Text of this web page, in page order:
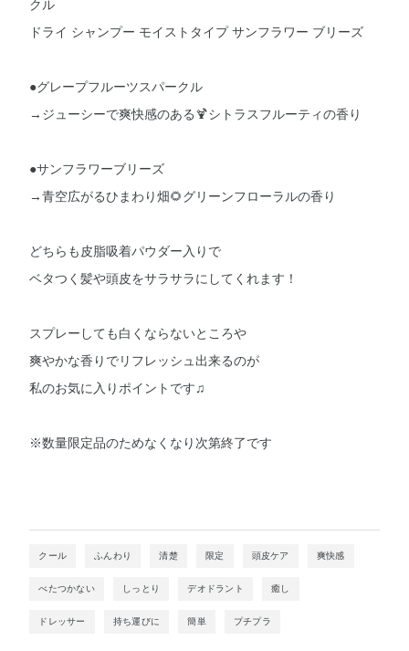
クル
ドライ シャンプー モイストタイプ サンフラワー ブリーズ
●グレープフルーツスパークル
→ジューシーで爽快感のある🍹シトラスフルーティの香り
●サンフラワーブリーズ
→青空広がるひまわり畑🌻グリーンフローラルの香り
どちらも皮脂吸着パウダー入りで
ベタつく髪や頭皮をサラサラにしてくれます！
スプレーしても白くならないところや
爽やかな香りでリフレッシュ出来るのが
私のお気に入りポイントです♫
※数量限定品のためなくなり次第終了です
クール ふんわり 清楚 限定 頭皮ケア 爽快感
べたつかない しっとり デオドラント 癒し
ドレッサー 持ち運びに 簡単 プチプラ